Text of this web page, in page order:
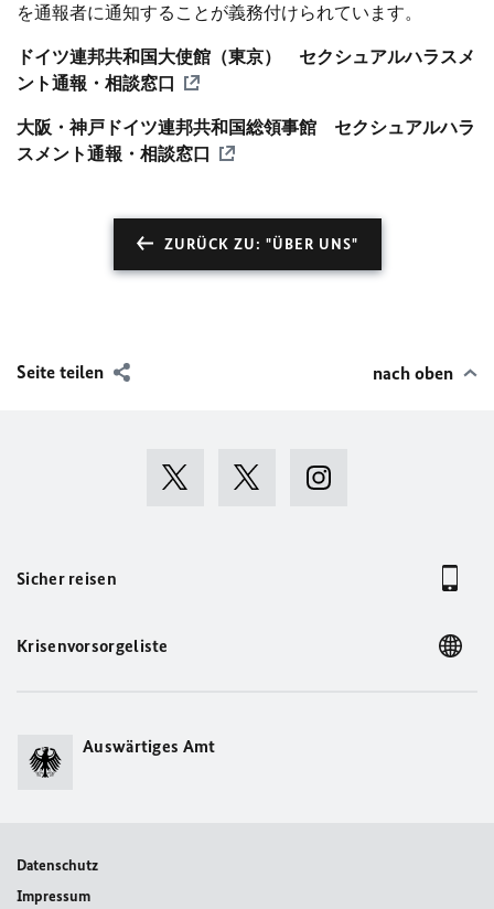
を通報者に通知することが義務付けられています。
ドイツ連邦共和国大使館（東京）
セクシュアルハラスメ
ント通報・相談窓口
大阪・神戸ドイツ連邦共和国総領事館
セクシュアルハラ
スメント通報・相談窓口
ZURÜCK ZU: "ÜBER UNS"
Seite teilen nach oben
Sicher reisen
Krisenvorsorgeliste
Auswärtiges Amt
Datenschutz
Impressum